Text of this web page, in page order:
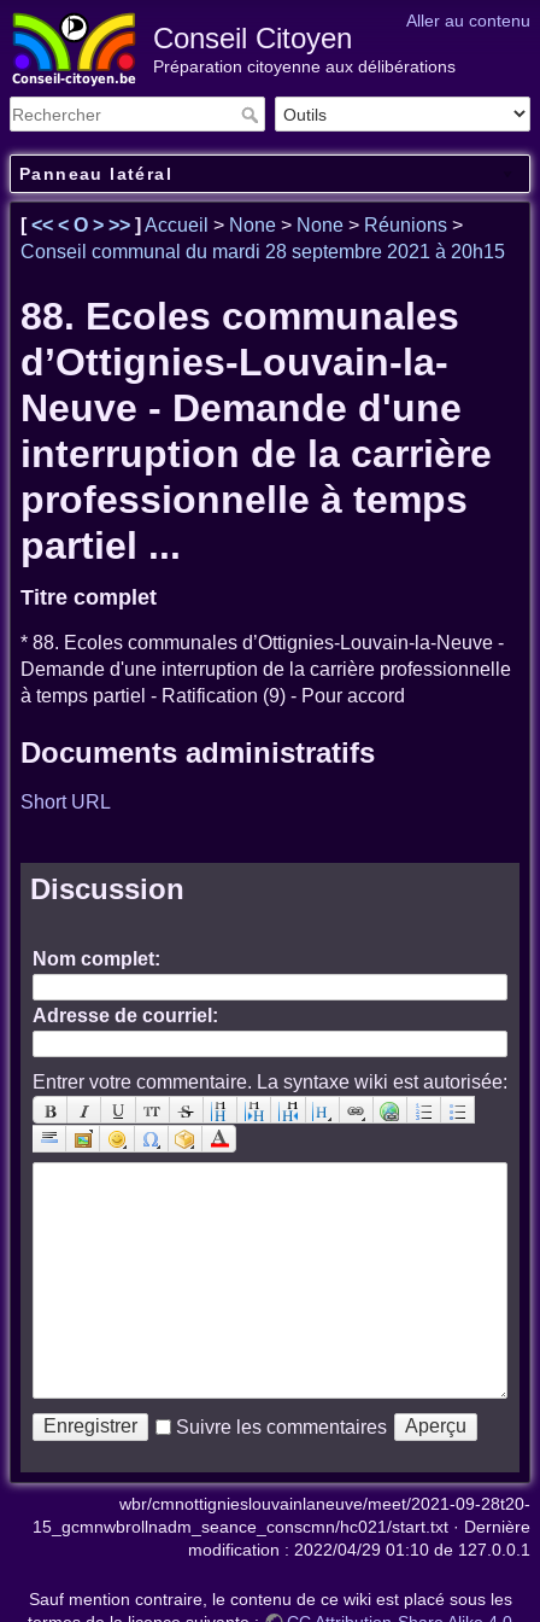
Aller au contenu
Conseil Citoyen
Préparation citoyenne aux délibérations
Panneau latéral
[<< < O > >> ] Accueil > None > None > Réunions >
Conseil communal du mardi 28 septembre 2021 à 20h15
88. Ecoles communales
d’Ottignies-Louvain-la-
Neuve - Demande d'une
interruption de la carrière
professionnelle à temps
partiel ...
Titre complet
* 88. Ecoles communales d’Ottignies-Louvain-la-Neuve -
Demande d'une interruption de la carrière professionnelle
à temps partiel - Ratification (9) - Pour accord
Documents administratifs
Short URL
Discussion
Nom complet:
Adresse de courriel:
Entrer votre commentaire. La syntaxe wiki est autorisée:
Suivre les commentaires
wbr/cmnottignieslouvainlaneuve/meet/2021-09-28t20-
15_gcmnwbrollnadm_seance_conscmn/hc021/start.txt · Dernière
modification : 2022/04/29 01:10 de 127.0.0.1
Sauf mention contraire, le contenu de ce wiki est placé sous les